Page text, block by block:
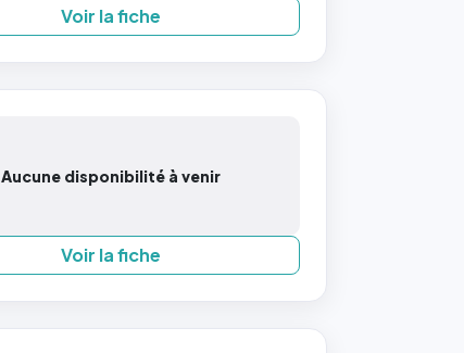
Voir la fiche
Aucune disponibilité à venir
Voir la fiche